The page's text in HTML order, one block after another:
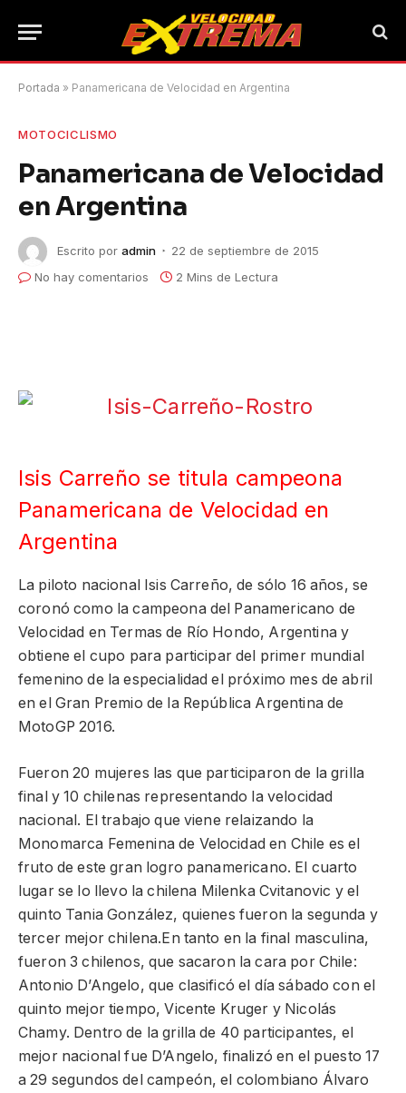
Portada » Panamericana de Velocidad en Argentina
MOTOCICLISMO
Panamericana de Velocidad
en Argentina
Escrito por admin
22 de septiembre de 2015
No hay comentarios
2 Mins de Lectura
Isis Carreño se titula campeona
Panamericana de Velocidad en
Argentina
La piloto nacional Isis Carreño, de sólo 16 años, se
coronó como la campeona del Panamericano de
Velocidad en Termas de Río Hondo, Argentina y
obtiene el cupo para participar del primer mundial
femenino de la especialidad el próximo mes de abril
en el Gran Premio de la República Argentina de
MotoGP 2016.
Fueron 20 mujeres las que participaron de la grilla
final y 10 chilenas representando la velocidad
nacional. El trabajo que viene relaizando la
Monomarca Femenina de Velocidad en Chile es el
fruto de este gran logro panamericano. El cuarto
lugar se lo llevo la chilena Milenka Cvitanovic y el
quinto Tania González, quienes fueron la segunda y
tercer mejor chilena.En tanto en la final masculina,
fueron 3 chilenos, que sacaron la cara por Chile:
Antonio D’Angelo, que clasificó el día sábado con el
quinto mejor tiempo, Vicente Kruger y Nicolás
Chamy. Dentro de la grilla de 40 participantes, el
mejor nacional fue D’Angelo, finalizó en el puesto 17
a 29 segundos del campeón, el colombiano Álvaro